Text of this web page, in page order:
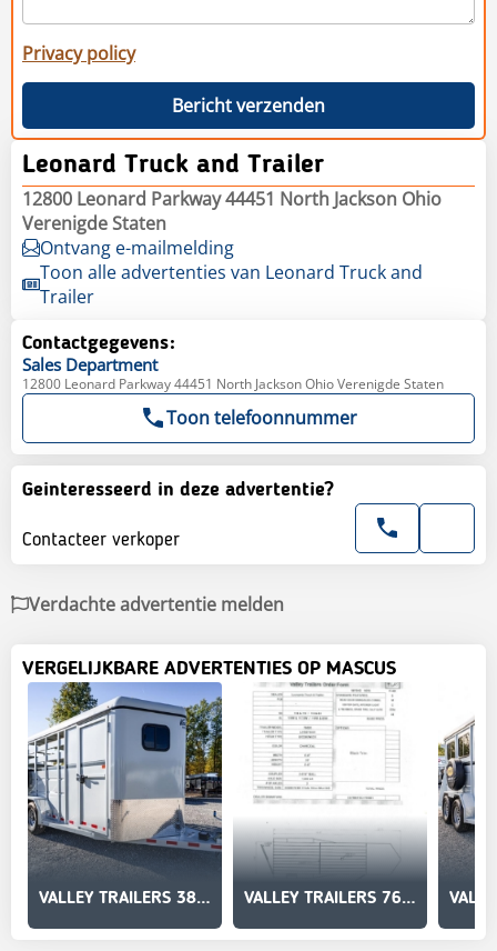
Privacy policy
Bericht verzenden
Leonard Truck and Trailer
12800 Leonard Parkway 44451 North Jackson Ohio
Verenigde Staten
Ontvang e-mailmelding
Toon alle advertenties van Leonard Truck and
Trailer
Contactgegevens:
Sales Department
12800 Leonard Parkway 44451 North Jackson Ohio Verenigde Staten
Toon telefoonnummer
Geinteresseerd in deze advertentie?
Contacteer verkoper
Verdachte advertentie melden
VERGELIJKBARE ADVERTENTIES OP MASCUS
VALLEY TRAILERS 3810 VALLEY TRAILERS 76820